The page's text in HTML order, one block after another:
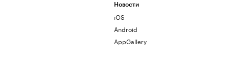
Новости
iOS
Android
AppGallery